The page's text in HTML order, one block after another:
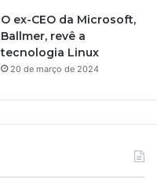
O ex-CEO da Microsoft,
Ballmer, revê a
tecnologia Linux
20 de março de 2024